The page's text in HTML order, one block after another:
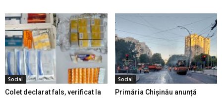
Social
Colet declarat fals, verificat la
Social
Primăria Chișinău anunță